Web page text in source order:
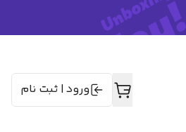
ورود | ثبت نام